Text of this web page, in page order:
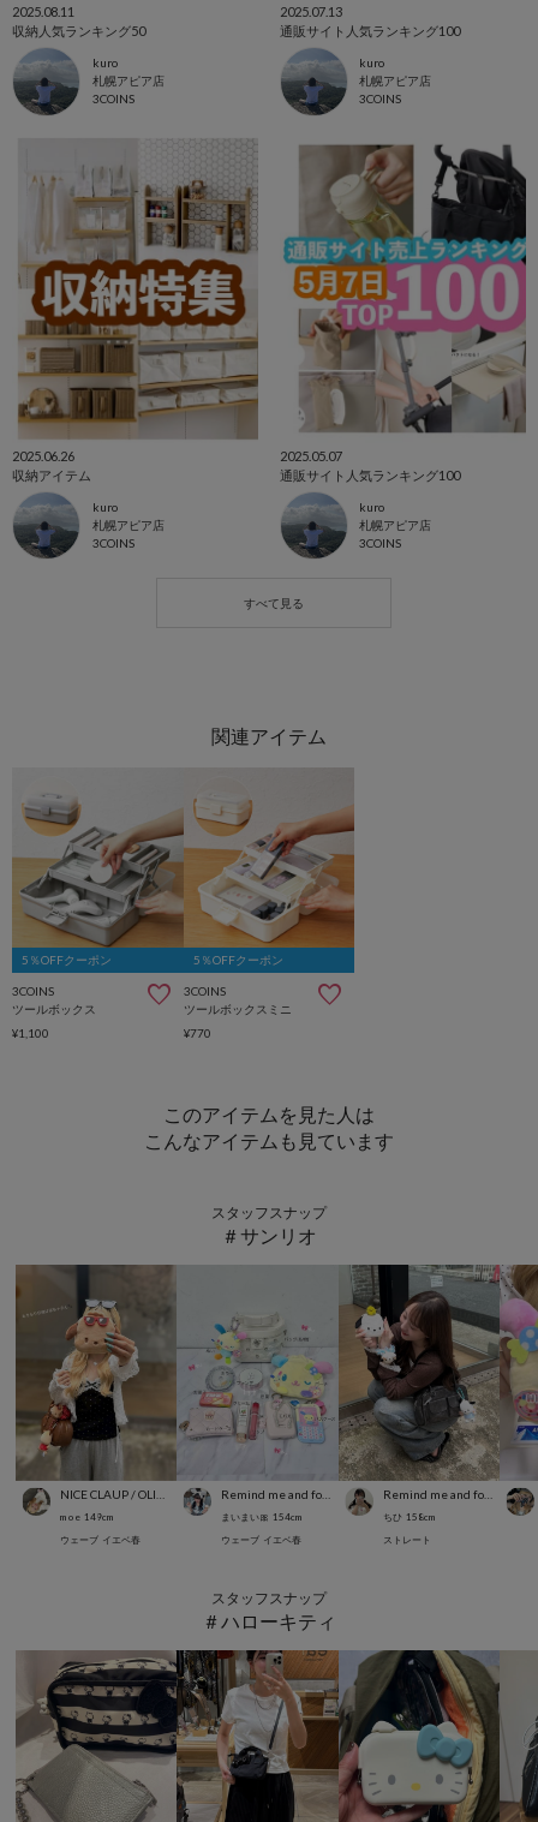
2025.08.11
収納人気ランキング50
kuro
札幌アピア店
3COINS
2025.07.13
通販サイト人気ランキング100
kuro
札幌アピア店
3COINS
2025.06.26
収納アイテム
kuro
札幌アピア店
3COINS
2025.05.07
通販サイト人気ランキング100
kuro
札幌アピア店
3COINS
5％OFFクーポン
3COINS
ツールボックス
¥1,100
5％OFFクーポン
3COINS
ツールボックスミニ
¥770
このアイテムを見た人は
こんなアイテムも見ています
スタッフスナップ
＃サンリオ
m o e 149cm
ウェーブ イエベ春
まいまい🎀 154cm
ウェーブ イエベ春
Remind me and forever
ちひ 158cm
ストレート
スタッフスナップ
＃ハローキティ